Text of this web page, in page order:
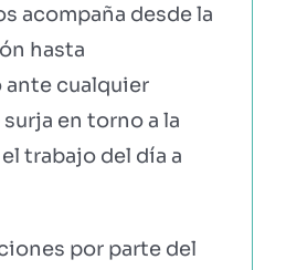
acompaña desde la
hasta
cualquier
en torno a la
trabajo del día a
por parte del